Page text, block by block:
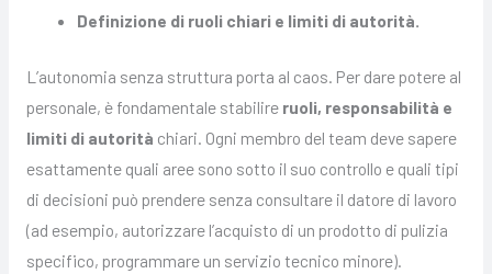
Definizione di ruoli chiari e limiti di autorità.
L’autonomia senza struttura porta al caos. Per dare potere al
personale, è fondamentale stabilire ruoli, responsabilità e
limiti di autorità chiari. Ogni membro del team deve sapere
esattamente quali aree sono sotto il suo controllo e quali tipi
di decisioni può prendere senza consultare il datore di lavoro
(ad esempio, autorizzare l’acquisto di un prodotto di pulizia
specifico, programmare un servizio tecnico minore).